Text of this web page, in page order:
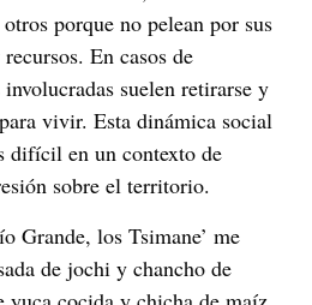
porque no pelean por sus
En casos de
suelen retirarse y
vivir. Esta dinámica social
difícil en un contexto de
sobre el territorio.
Grande, los Tsimane’ me
de jochi y chancho de